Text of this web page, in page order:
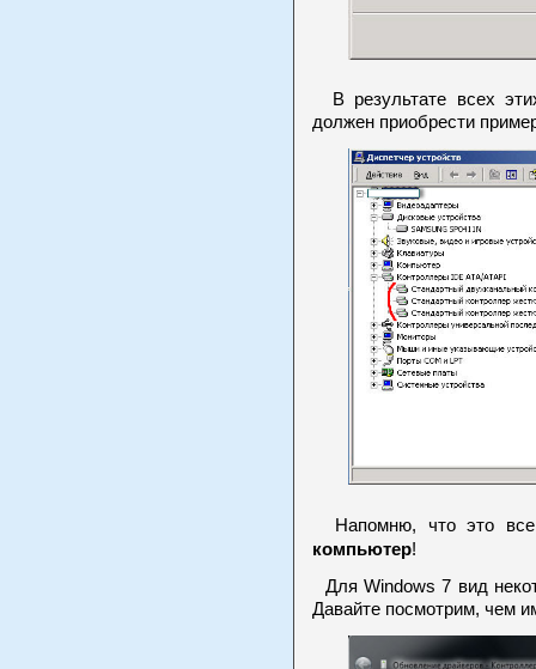
В результате всех
должен приобрести
Напомню, что это
компьютер!
Для Windows 7 вид
Давайте посмотрим, чем